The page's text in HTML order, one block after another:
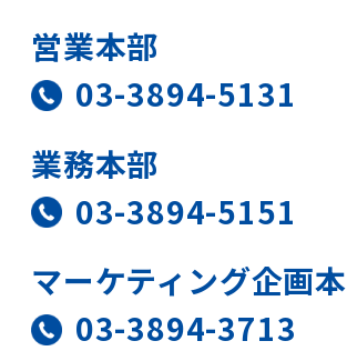
営業本部
03-3894-5131
業務本部
03-3894-5151
マーケティング企画
03-3894-3713